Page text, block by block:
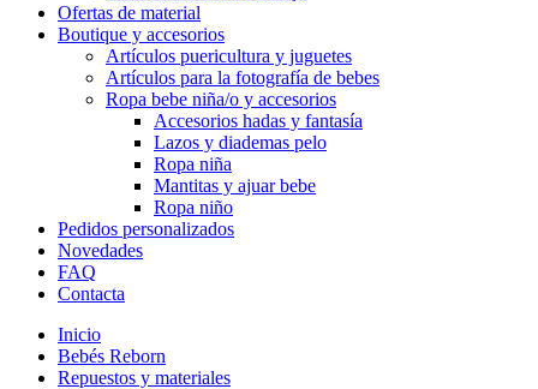
Ofertas de material
Boutique y accesorios
Artículos puericultura y juguetes
Artículos para la fotografía de bebes
Ropa bebe niña/o y accesorios
Accesorios hadas y fantasía
Lazos y diademas pelo
Ropa niña
Mantitas y ajuar bebe
Ropa niño
Pedidos personalizados
Novedades
FAQ
Contacta
Inicio
Bebés Reborn
Repuestos y materiales